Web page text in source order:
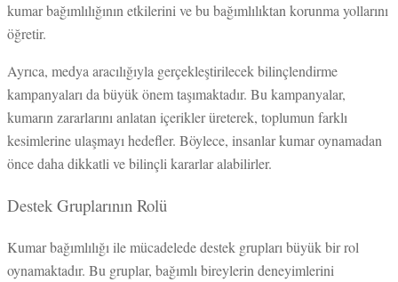
kumar bağımlılığının etkilerini ve bu bağımlılıktan korunma yollarını
öğretir.
Ayrıca, medya aracılığıyla gerçekleştirilecek bilinçlendirme
kampanyaları da büyük önem taşımaktadır. Bu kampanyalar,
kumarın zararlarını anlatan içerikler üreterek, toplumun farklı
kesimlerine ulaşmayı hedefler. Böylece, insanlar kumar oynamadan
önce daha dikkatli ve bilinçli kararlar alabilirler.
Destek Gruplarının Rolü
Kumar bağımlılığı ile mücadelede destek grupları büyük bir rol
oynamaktadır. Bu gruplar, bağımlı bireylerin deneyimlerini